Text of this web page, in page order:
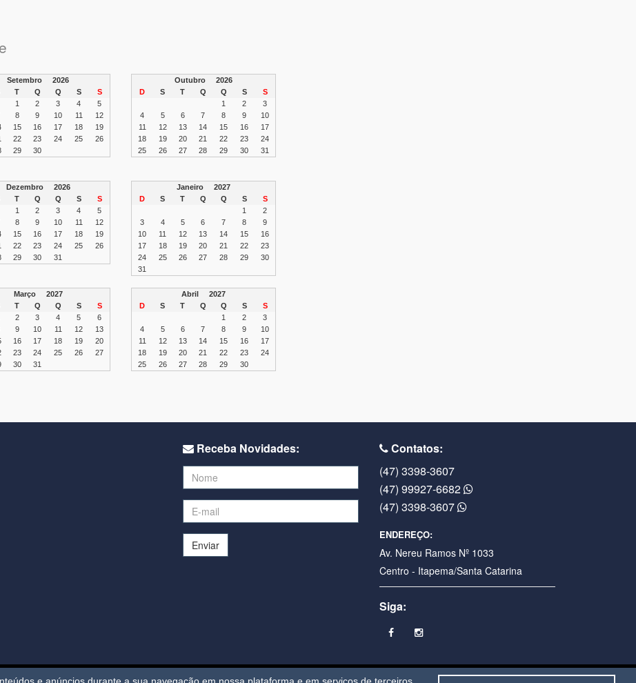
Setembro 2026
T Q Q S
S
1
2 3 4
5
8 9 10 11
12
15 16 17 18
19
22 23 24 25
26
29 30
Outubro 2026
D
S T Q Q S
S
1
2
3
4
5 6 7 8 9
10
11
12 13 14 15 16
17
18
19 20 21 22 23
24
25
26 27 28 29 30 31
Dezembro 2026
T Q Q S
S
1
2 3 4
5
8 9 10 11
12
15 16 17 18
19
22 23 24 25
26
29 30 31
Janeiro 2027
D
S T Q Q S
S
1
2
3
4 5 6 7 8
9
10
11 12 13 14 15
16
17
18 19 20 21 22
23
24
25 26 27 28 29
30
31
Março 2027
T Q Q S
S
2 3 4 5
6
9 10 11 12
13
16 17 18 19
20
23 24 25 26
27
30 31
Abril 2027
D
S T Q Q S
S
1
2
3
4
5 6 7 8 9
10
11
12 13 14 15 16
17
18
19 20 21 22 23
24
25
26 27 28 29 30
Receba Novidades:
Enviar
Contatos:
(47) 3398-3607
(47) 99927-6682
(47) 3398-3607
ENDEREÇO:
Av. Nereu Ramos Nº 1033
Centro - Itapema/Santa Catarina
Siga: